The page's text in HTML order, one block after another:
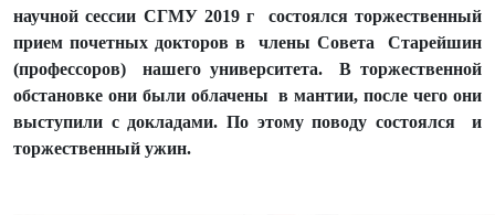
научной сессии СГМУ 2019 г состоялся торжественный
прием почетных докторов в члены Совета Старейшин
(профессоров) нашего университета. В торжественной
обстановке они были облачены в мантии, после чего они
выступили с докладами. По этому поводу состоялся и
торжественный ужин.